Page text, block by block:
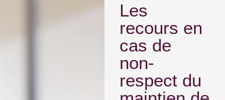
Les
recours en
cas de
non-
respect du